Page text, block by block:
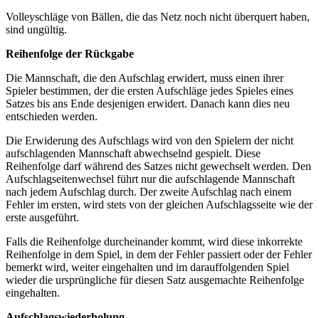
Volleyschläge von Bällen, die das Netz noch nicht überquert haben,
sind ungültig.
Reihenfolge der Rückgabe
Die Mannschaft, die den Aufschlag erwidert, muss einen ihrer
Spieler bestimmen, der die ersten Aufschläge jedes Spieles eines
Satzes bis ans Ende desjenigen erwidert. Danach kann dies neu
entschieden werden.
Die Erwiderung des Aufschlags wird von den Spielern der nicht
aufschlagenden Mannschaft abwechselnd gespielt. Diese
Reihenfolge darf während des Satzes nicht gewechselt werden. Den
Aufschlagseitenwechsel führt nur die aufschlagende Mannschaft
nach jedem Aufschlag durch. Der zweite Aufschlag nach einem
Fehler im ersten, wird stets von der gleichen Aufschlagsseite wie der
erste ausgeführt.
Falls die Reihenfolge durcheinander kommt, wird diese inkorrekte
Reihenfolge in dem Spiel, in dem der Fehler passiert oder der Fehler
bemerkt wird, weiter eingehalten und im darauffolgenden Spiel
wieder die ursprüngliche für diesen Satz ausgemachte Reihenfolge
eingehalten.